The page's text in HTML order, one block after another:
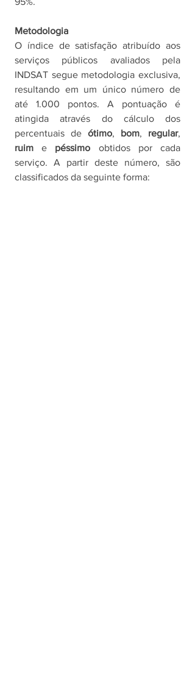
Metodologia
O índice de satisfação atribuído aos
serviços públicos avaliados pela
INDSAT segue metodologia exclusiva,
resultando em um único número de
até 1.000 pontos. A pontuação é
atingida através do cálculo dos
percentuais de ótimo, bom, regular
ruim e péssimo obtidos por cada
serviço. A partir deste número, são
classificados da seguinte forma: